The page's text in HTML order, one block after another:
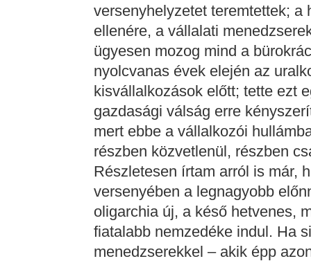
versenyhelyzetet teremtettek; a
ellenére, a vállalati
ügyesen mozog mind a
nyolcvanas évek elején az
kisvállalkozások előtt; tette ezt
gazdasági válság erre
mert ebbe a vállalkozói
részben közvetlenül, részben
Részletesen írtam arról is már,
versenyében a legnagyobb
oligarchia új, a késő hetvenes,
fiatalabb nemzedéke indul. Ha
menedzserekkel – akik épp